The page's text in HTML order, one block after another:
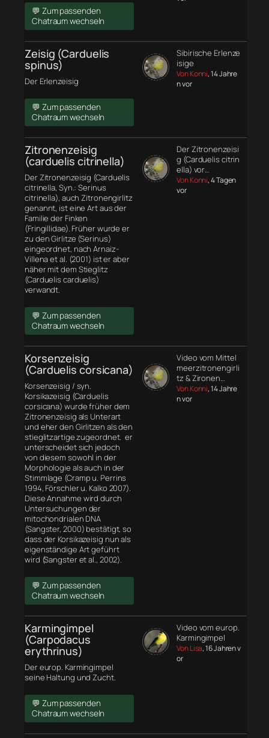
💬 Zum passenden
Chatraum wechseln
Zeisig (Carduelis
spinus)
Der Erlenzeisig
💬 Zum passenden
Chatraum wechseln
Sibirische Erlenze
isige
Von Konni, 14 Jahre
n vor
Zitronenzeisig
(carduelis citrinella)
Der Zitronenzeisig (Carduelis
citrinella, Syn.: Serinus
citrinella), auch Zitronengirlitz
genannt, ist eine Art aus der
Familie der Finken
(Fringillidae). Früher wurde er
zu den Girlitze (Serinus)
eingeordnet, nach Arnaiz-
Villena et al. (2001) ist er aber
näher mit dem Stieglitz
(Carduelis carduelis)
verwandt.
💬 Zum passenden
Chatraum wechseln
Der Zitronenzeisi
g (Carduelis citrin
ella) vor…
Von Konni, 4 Tagen
vor
Korsenzeisig
(Carduelis corsicana)
Korsenzeisig / syn.
Korsikazeisig (Carduelis
corsicana) wurde früher dem
Zitronenzeisig als Unterart
und eher den Girlitzen als den
stieglitzartige zugeordnet. er
unterscheidet sich jedoch
von diesem sowohl in der
Morphologie als auch in der
Stimmlage (Cramp u. Perrins
1994, Förschler u. Kalko 2007).
Diese Annahme wird durch
Untersuchungen der
mitochondrialen DNA
(Sangster, 2000) bestätigt, so
dass der Korsikazeisig nun als
eigenständige Art geführt
wird (Sangster et al., 2002).
💬 Zum passenden
Chatraum wechseln
Video vom Mittel
meerzitronengirli
tz & Zironen…
Von Konni, 14 Jahre
n vor
Karmingimpel
(Carpodacus
erythrinus)
Der europ. Karmingimpel
seine Haltung und Zucht.
💬 Zum passenden
Chatraum wechseln
Video vom europ.
Karmingimpel
Von Lisa, 16 Jahren v
or